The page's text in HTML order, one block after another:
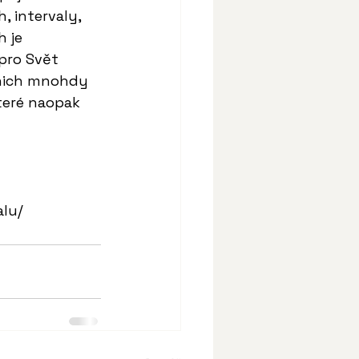
intervaly,
je
Svět
mnohdy
naopak